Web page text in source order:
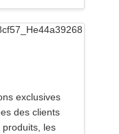
exclusives
des clients
produits, les